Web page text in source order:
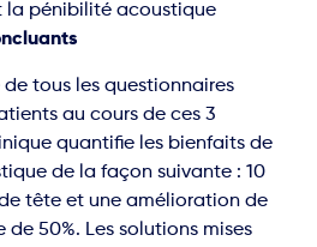
la pénibilité acoustique
de tous les questionnaires
au cours de ces 3
quantifie les bienfaits de
de la façon suivante : 10
tête et une amélioration de
de 50%. Les solutions mises